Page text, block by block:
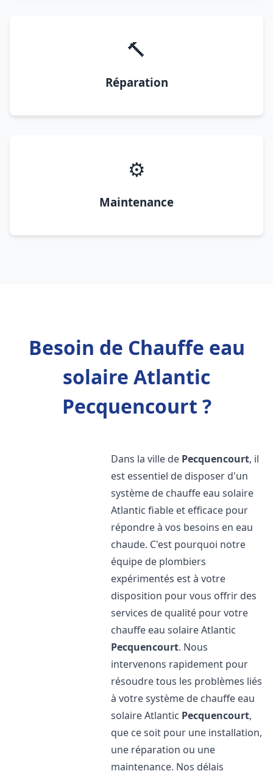
🔨
Réparation
⚙️
Maintenance
Besoin de Chauffe eau
solaire Atlantic
Pecquencourt ?
Dans la ville de Pecquencourt, il
est essentiel de disposer d'un
système de chauffe eau solaire
Atlantic fiable et efficace pour
répondre à vos besoins en eau
chaude. C'est pourquoi notre
équipe de plombiers
expérimentés est à votre
disposition pour vous offrir des
services de qualité pour votre
chauffe eau solaire Atlantic
Pecquencourt. Nous
intervenons rapidement pour
résoudre tous les problèmes liés
à votre système de chauffe eau
solaire Atlantic Pecquencourt,
que ce soit pour une installation,
une réparation ou une
maintenance. Nos délais